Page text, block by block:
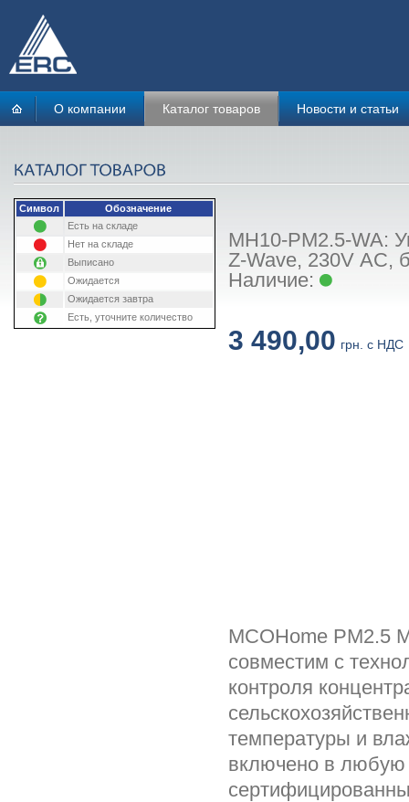
О компании Каталог товаров Новости и статьи
Символ
Обозначение
Есть на складе
Нет на складе
Выписано
Ожидается
Ожидается завтра
Есть, уточните количество
MH10-PM2.5-WA:
Z-Wave, 230V АС,
Наличие:
3 490,00 грн. с НДС
MCOHome PM2.5
совместим с
контроля
температуры и
включено в любую